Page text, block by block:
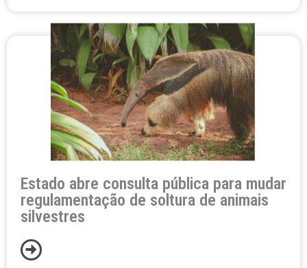
Estado abre consulta pública para mudar
regulamentação de soltura de animais
silvestres